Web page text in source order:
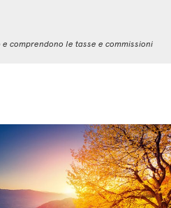
comprendono le tasse e commissioni